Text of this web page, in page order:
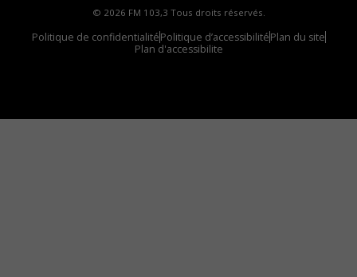
© 2026 FM 103,3 Tous droits réservés.
Politique de confidentialitéPolitique d’accessibilitéPlan du site
Plan d'accessibilite